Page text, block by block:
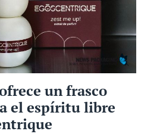
un frasco
el espíritu libre